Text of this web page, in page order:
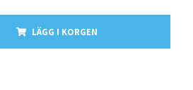
LÄGG I KORGEN